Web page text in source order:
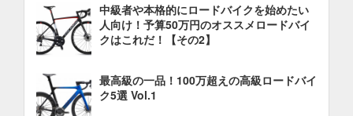
中級者や本格的にロードバイクを始めたい
人向け！予算50万円のオススメロードバイ
クはこれだ！【その2】
最高級の一品！100万超えの高級ロードバイ
ク5選 Vol.1